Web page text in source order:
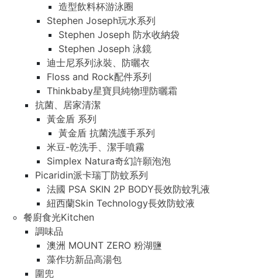
造型飲料杯游泳圈
Stephen Joseph玩水系列
Stephen Joseph 防水收納袋
Stephen Joseph 泳鏡
迪士尼系列泳裝、防曬衣
Floss and Rock配件系列
Thinkbaby星寶貝純物理防曬霜
抗菌、居家清潔
黃金盾 系列
黃金盾 抗菌洗護手系列
米豆-乾洗手、潔手噴霧
Simplex Natura奇幻許願泡泡
Picaridin派卡瑞丁防蚊系列
法國 PSA SKIN 2P BODY長效防蚊乳液
紐西蘭Skin Technology長效防蚊液
餐廚食光Kitchen
調味品
澳洲 MOUNT ZERO 粉湖鹽
藻作坊新品高湯包
圍兜